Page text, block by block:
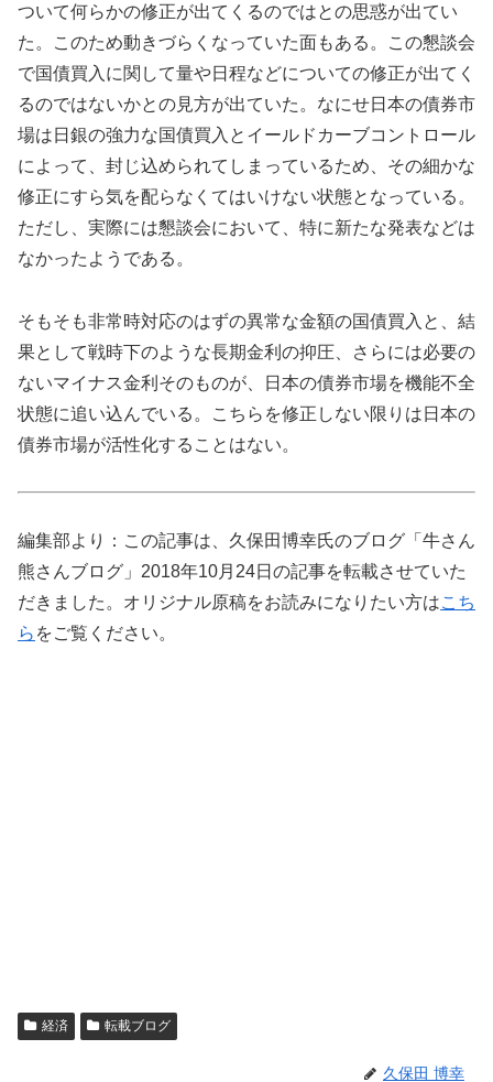
ついて何らかの修正が出てくるのではとの思惑が出てい
た。このため動きづらくなっていた面もある。この懇談会
で国債買入に関して量や日程などについての修正が出てく
るのではないかとの見方が出ていた。なにせ日本の債券市
場は日銀の強力な国債買入とイールドカーブコントロール
によって、封じ込められてしまっているため、その細かな
修正にすら気を配らなくてはいけない状態となっている。
ただし、実際には懇談会において、特に新たな発表などは
なかったようである。
そもそも非常時対応のはずの異常な金額の国債買入と、結
果として戦時下のような長期金利の抑圧、さらには必要の
ないマイナス金利そのものが、日本の債券市場を機能不全
状態に追い込んでいる。こちらを修正しない限りは日本の
債券市場が活性化することはない。
編集部より：この記事は、久保田博幸氏のブログ「牛さん
熊さんブログ」2018年10月24日の記事を転載させていた
だきました。オリジナル原稿をお読みになりたい方はこち
ら をご覧ください。
経済 転載ブログ
久保田 博幸